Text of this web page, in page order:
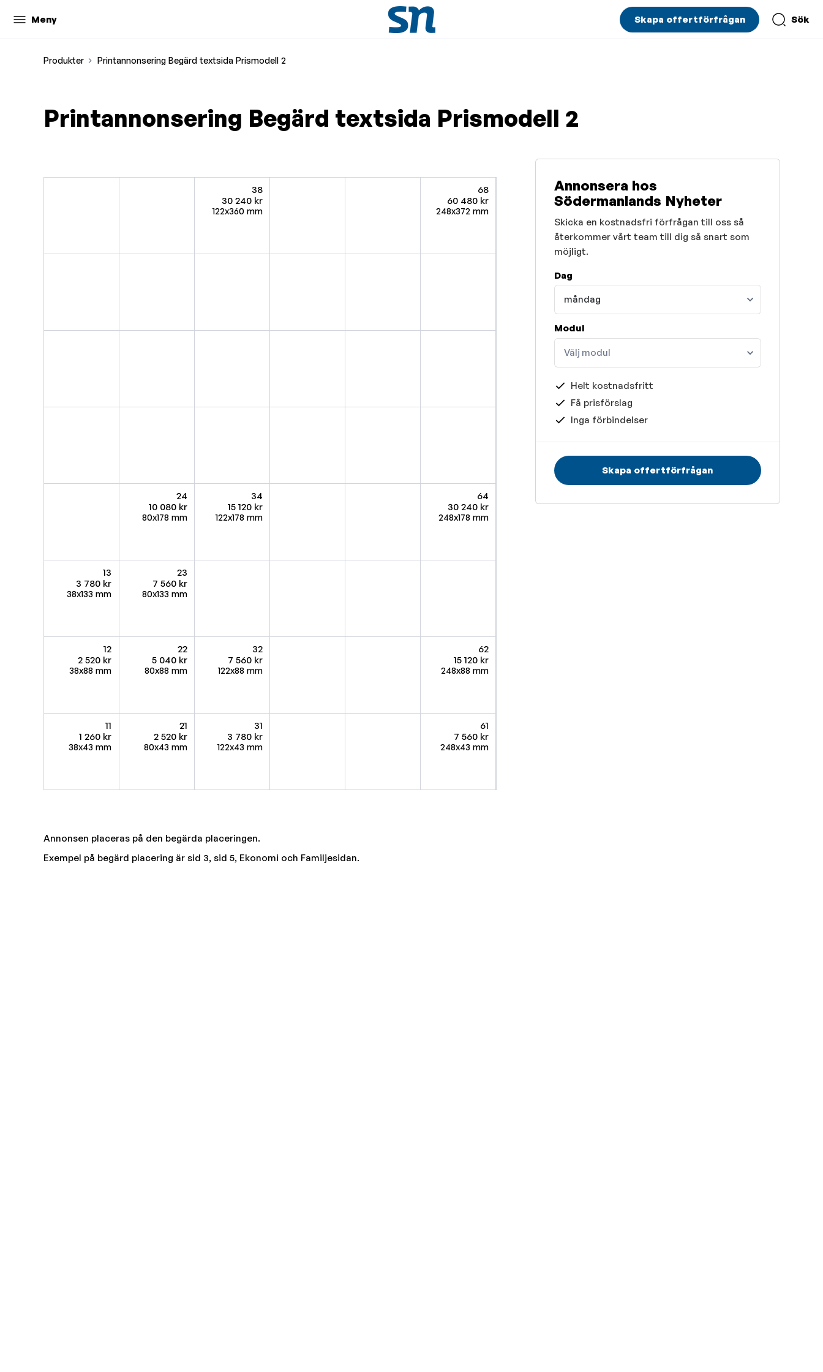
Meny Skapa offertförfrågan Sök
Produkter Printannonsering Begärd textsida Prismodell 2
Printannonsering Begärd textsida Prismodell 2
38
30 240 kr
122x360 mm
68
60 480 kr
248x372 mm
24
10 080 kr
80x178 mm
34
15 120 kr
122x178 mm
64
30 240 kr
248x178 mm
13
3 780 kr
38x133 mm
23
7 560 kr
80x133 mm
12
2 520 kr
38x88 mm
22
5 040 kr
80x88 mm
32
7 560 kr
122x88 mm
62
15 120 kr
248x88 mm
11
1 260 kr
38x43 mm
21
2 520 kr
80x43 mm
31
3 780 kr
122x43 mm
61
7 560 kr
248x43 mm
Annonsen placeras på den begärda placeringen.
Exempel på begärd placering är sid 3, sid 5, Ekonomi och Familjesidan.
Annonsera hos
Södermanlands Nyheter
Skicka en kostnadsfri förfrågan till oss så
återkommer vårt team till dig så snart som
möjligt.
Dag
måndag
Modul
Välj modul
Helt kostnadsfritt
Få prisförslag
Inga förbindelser
Skapa offertförfrågan